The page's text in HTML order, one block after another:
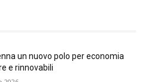
un nuovo polo per economia
e rinnovabili